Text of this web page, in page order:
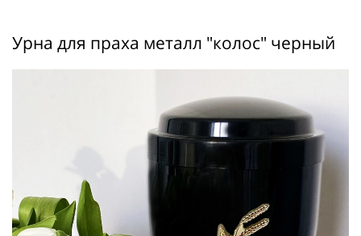
Урна для праха металл "колос" черный